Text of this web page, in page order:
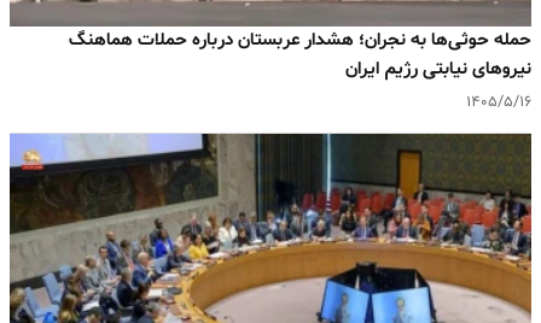
حمله حوثی‌ها به نجران؛ هشدار عربستان درباره حملات هماهنگ
نیروهای نیابتی رژیم ایران
۱۴۰۵/۵/۱۶